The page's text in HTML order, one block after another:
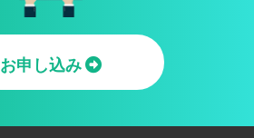
お申し込み